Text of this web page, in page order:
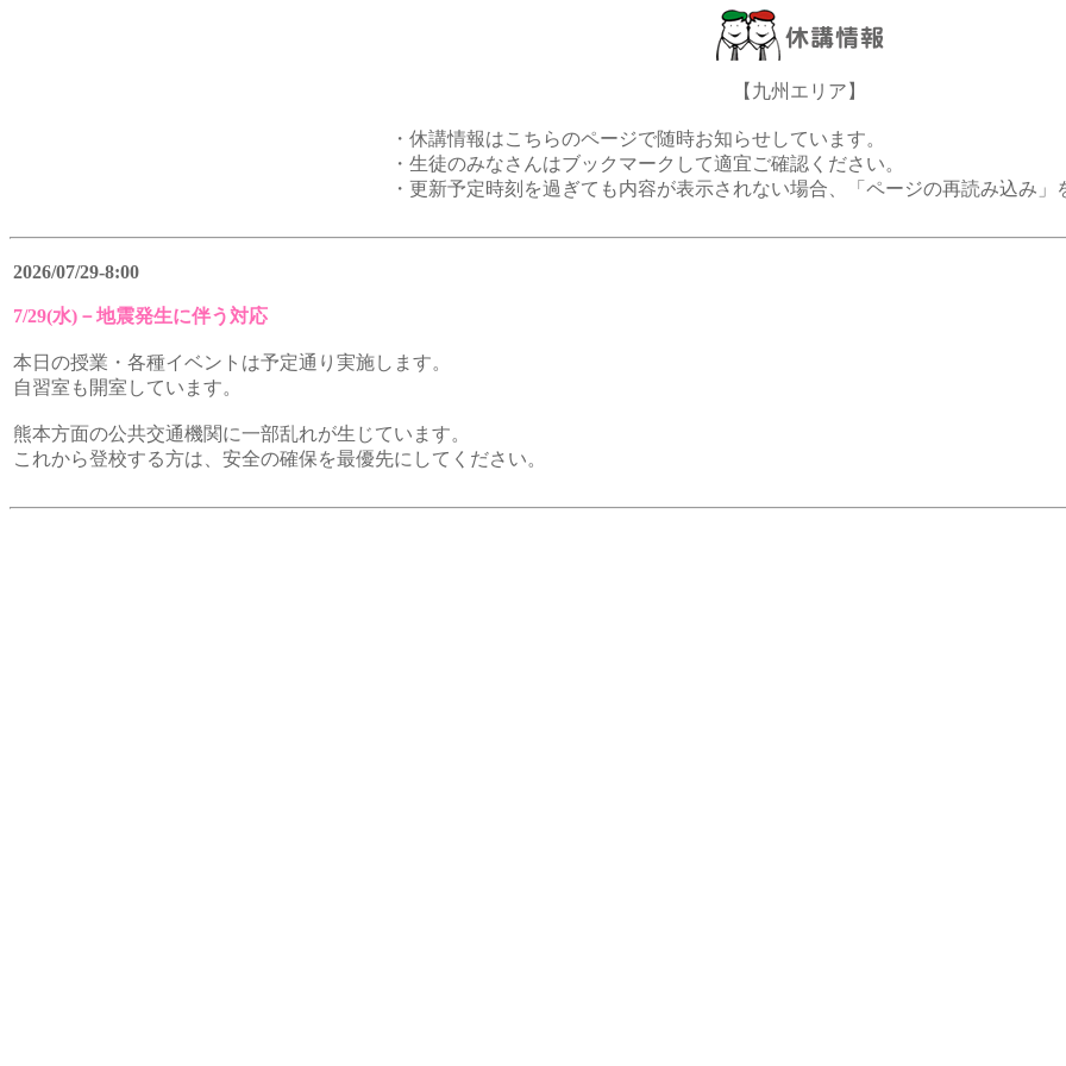
【九州エリア】
・休講情報はこちらのページで随時お知らせしています。
・生徒のみなさんはブックマークして適宜ご確認ください。
・更新予定時刻を過ぎても内容が表示されない場合、「ページの再読み込み」
2026/07/29-8:00
7/29(水)－地震発生に伴う対応
本日の授業・各種イベントは予定通り実施します。
自習室も開室しています。
熊本方面の公共交通機関に一部乱れが生じています。
これから登校する方は、安全の確保を最優先にしてください。